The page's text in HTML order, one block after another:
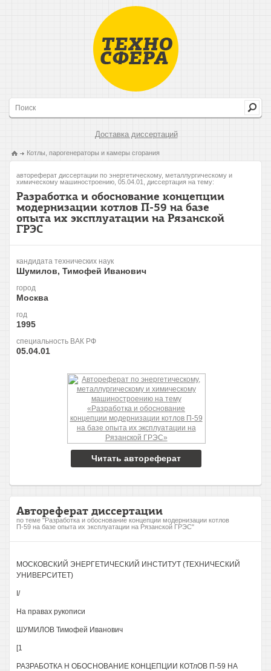
Доставка диссертаций
Котлы, парогенераторы и камеры сгорания
автореферат диссертации по энергетическому, металлургическому и
химическому машиностроению, 05.04.01, диссертация на тему:
Разработка и обоснование концепции
модернизации котлов П-59 на базе
опыта их эксплуатации на Рязанской
ГРЭС
кандидата технических наук
Шумилов, Тимофей Иванович
город
Москва
год
1995
специальность ВАК РФ
05.04.01
Читать автореферат
Автореферат диссертации
по теме "Разработка и обоснование концепции модернизации котлов
П-59 на базе опыта их эксплуатации на Рязанской ГРЭС"
МОСКОВСКИЙ ЭНЕРГЕТИЧЕСКИЙ ИНСТИТУТ (ТЕХНИЧЕСКИЙ
УНИВЕРСИТЕТ)
I/
На правах рукописи
ШУМИЛОВ Тимофей Иванович
[1
РАЗРАБОТКА Н ОБОСНОВАНИЕ КОНЦЕПЦИИ КОТлОВ П-59 НА